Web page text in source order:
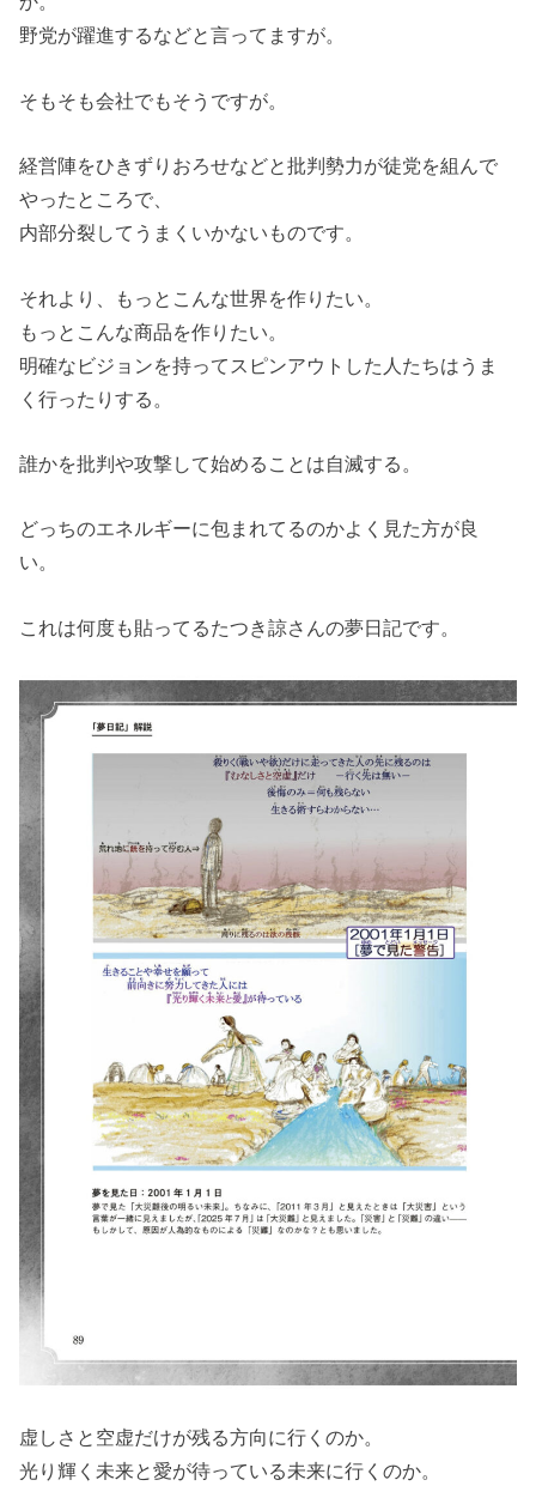
野党が躍進するなどと言ってますが。
そもそも会社でもそうですが。
経営陣をひきずりおろせなどと批判勢力が徒党を組んで
やったところで、
内部分裂してうまくいかないものです。
それより、もっとこんな世界を作りたい。
もっとこんな商品を作りたい。
明確なビジョンを持ってスピンアウトした人たちはうま
く行ったりする。
誰かを批判や攻撃して始めることは自滅する。
どっちのエネルギーに包まれてるのかよく見た方が良
い。
これは何度も貼ってるたつき諒さんの夢日記です。
虚しさと空虚だけが残る方向に行くのか。
光り輝く未来と愛が待っている未来に行くのか。